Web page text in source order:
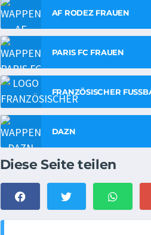
AF RODEZ FRAUEN
PARIS FC FRAUEN
FRANZÖSISCHER
DAZN
Diese Seite teilen